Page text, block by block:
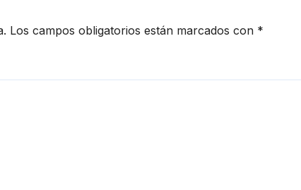
Los campos obligatorios están marcados con *